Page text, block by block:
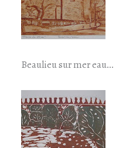
Beaulieu sur mer eau…